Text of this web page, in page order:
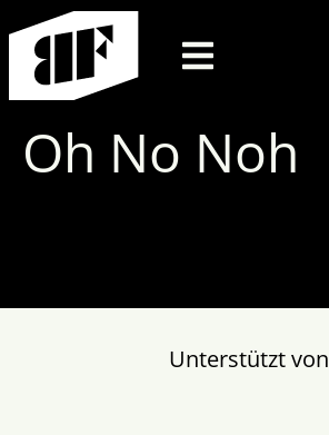
Oh No Noh
Unterstützt von